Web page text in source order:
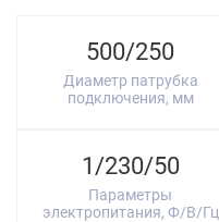
500/250
Диаметр патрубка
подключения, мм
1/230/50
Параметры
электропитания, Ф/В/Гц